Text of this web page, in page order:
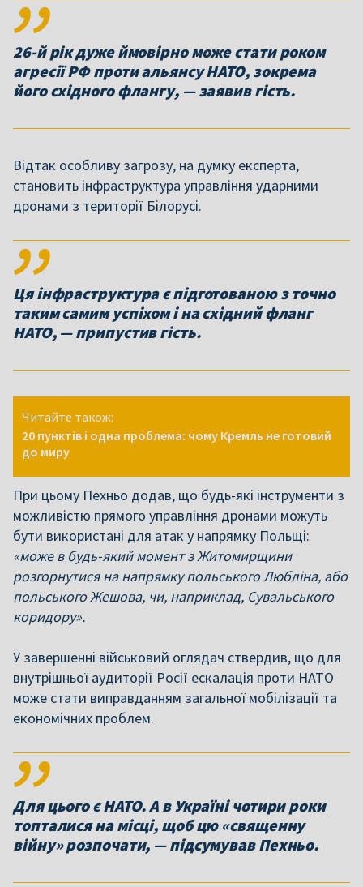
26-й рік дуже ймовірно може стати роком
агресії РФ проти альянсу НАТО, зокрема
його східного флангу, — заявив гість.
Відтак особливу загрозу, на думку експерта,
становить інфраструктура управління ударними
дронами з території Білорусі.
Ця інфраструктура є підготованою з точно
таким самим успіхом і на східний фланг
НАТО, — припустив гість.
Читайте також:
20 пунктів і одна проблема: чому Кремль не готовий
до миру
При цьому Пехньо додав, що будь-які інструменти з
можливістю прямого управління дронами можуть
бути використані для атак у напрямку Польщі:
«може в будь-який момент з Житомирщини
розгорнутися на напрямку польського Любліна, або
польського Жешова, чи, наприклад, Сувальського
коридору».
У завершенні військовий оглядач ствердив, що для
внутрішньої аудиторії Росії ескалація проти НАТО
може стати виправданням загальної мобілізації та
економічних проблем.
Для цього є НАТО. А в Україні чотири роки
топталися на місці, щоб цю «священну
війну» розпочати, — підсумував Пехньо.